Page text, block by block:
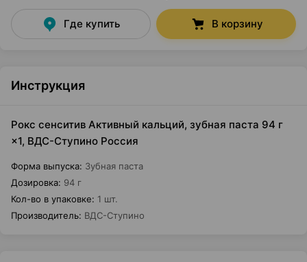
Где купить В корзину
Инструкция
Рокс сенситив Активный кальций, зубная паста 94 г
×1, ВДС-Ступино Россия
Форма выпуска: Зубная паста
Дозировка: 94 г
Кол-во в упаковке: 1 шт.
Производитель: ВДС-Ступино